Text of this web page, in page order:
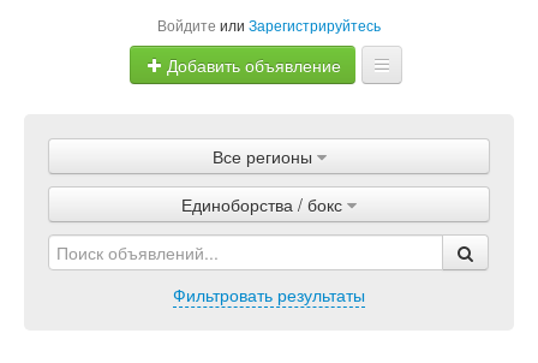
Войдите или Зарегистрируйтесь
Добавить объявление
Объявления
Магазины
Услуги
Все регионы
Единоборства / бокс
Фильтровать результаты